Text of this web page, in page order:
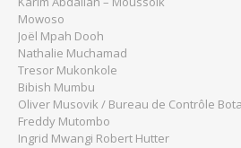
Mowoso
Joël Mpah Dooh
Nathalie Muchamad
Tresor Mukonkole
Bibish Mumbu
Oliver Musovik / Bureau de Contrôle
Freddy Mutombo
Ingrid Mwangi Robert Hutter